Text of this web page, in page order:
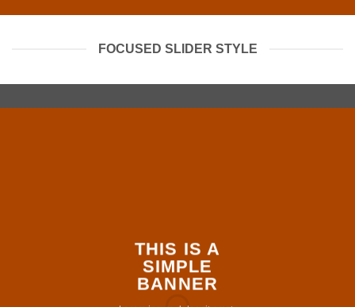
FOCUSED SLIDER STYLE
THIS IS A
SIMPLE
BANNER